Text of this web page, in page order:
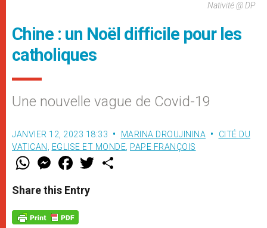
Nativité @ DP
Chine : un Noël difficile pour les
catholiques
Une nouvelle vague de Covid-19
JANVIER 12, 2023 18:33 MARINA DROUJININA
CITÉ DU
VATICAN
EGLISE ET MONDE PAPE FRANÇOIS
W
t
s
p
p
M
e
s
e
g
e
F
a
e
b
o
k
w
Share this Entry